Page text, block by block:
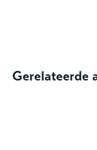
Gerelateerde